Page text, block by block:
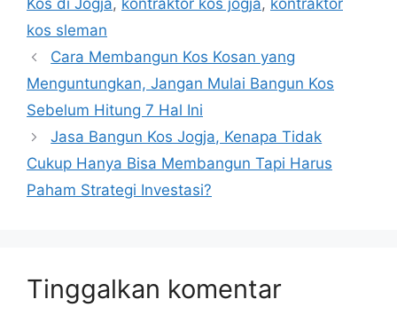
p
r
a
m
r
e
Kos di Jogja, kontraktor kos jogja, kontraktor
kos sleman
Cara Membangun Kos Kosan yang
Menguntungkan, Jangan Mulai Bangun Kos
Sebelum Hitung 7 Hal Ini
Jasa Bangun Kos Jogja, Kenapa Tidak
Cukup Hanya Bisa Membangun Tapi Harus
Paham Strategi Investasi?
Tinggalkan komentar